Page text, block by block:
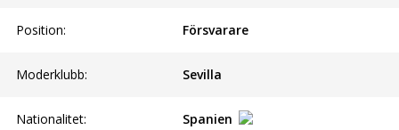
Position: Försvarare
Moderklubb: Sevilla
Nationalitet: Spanien